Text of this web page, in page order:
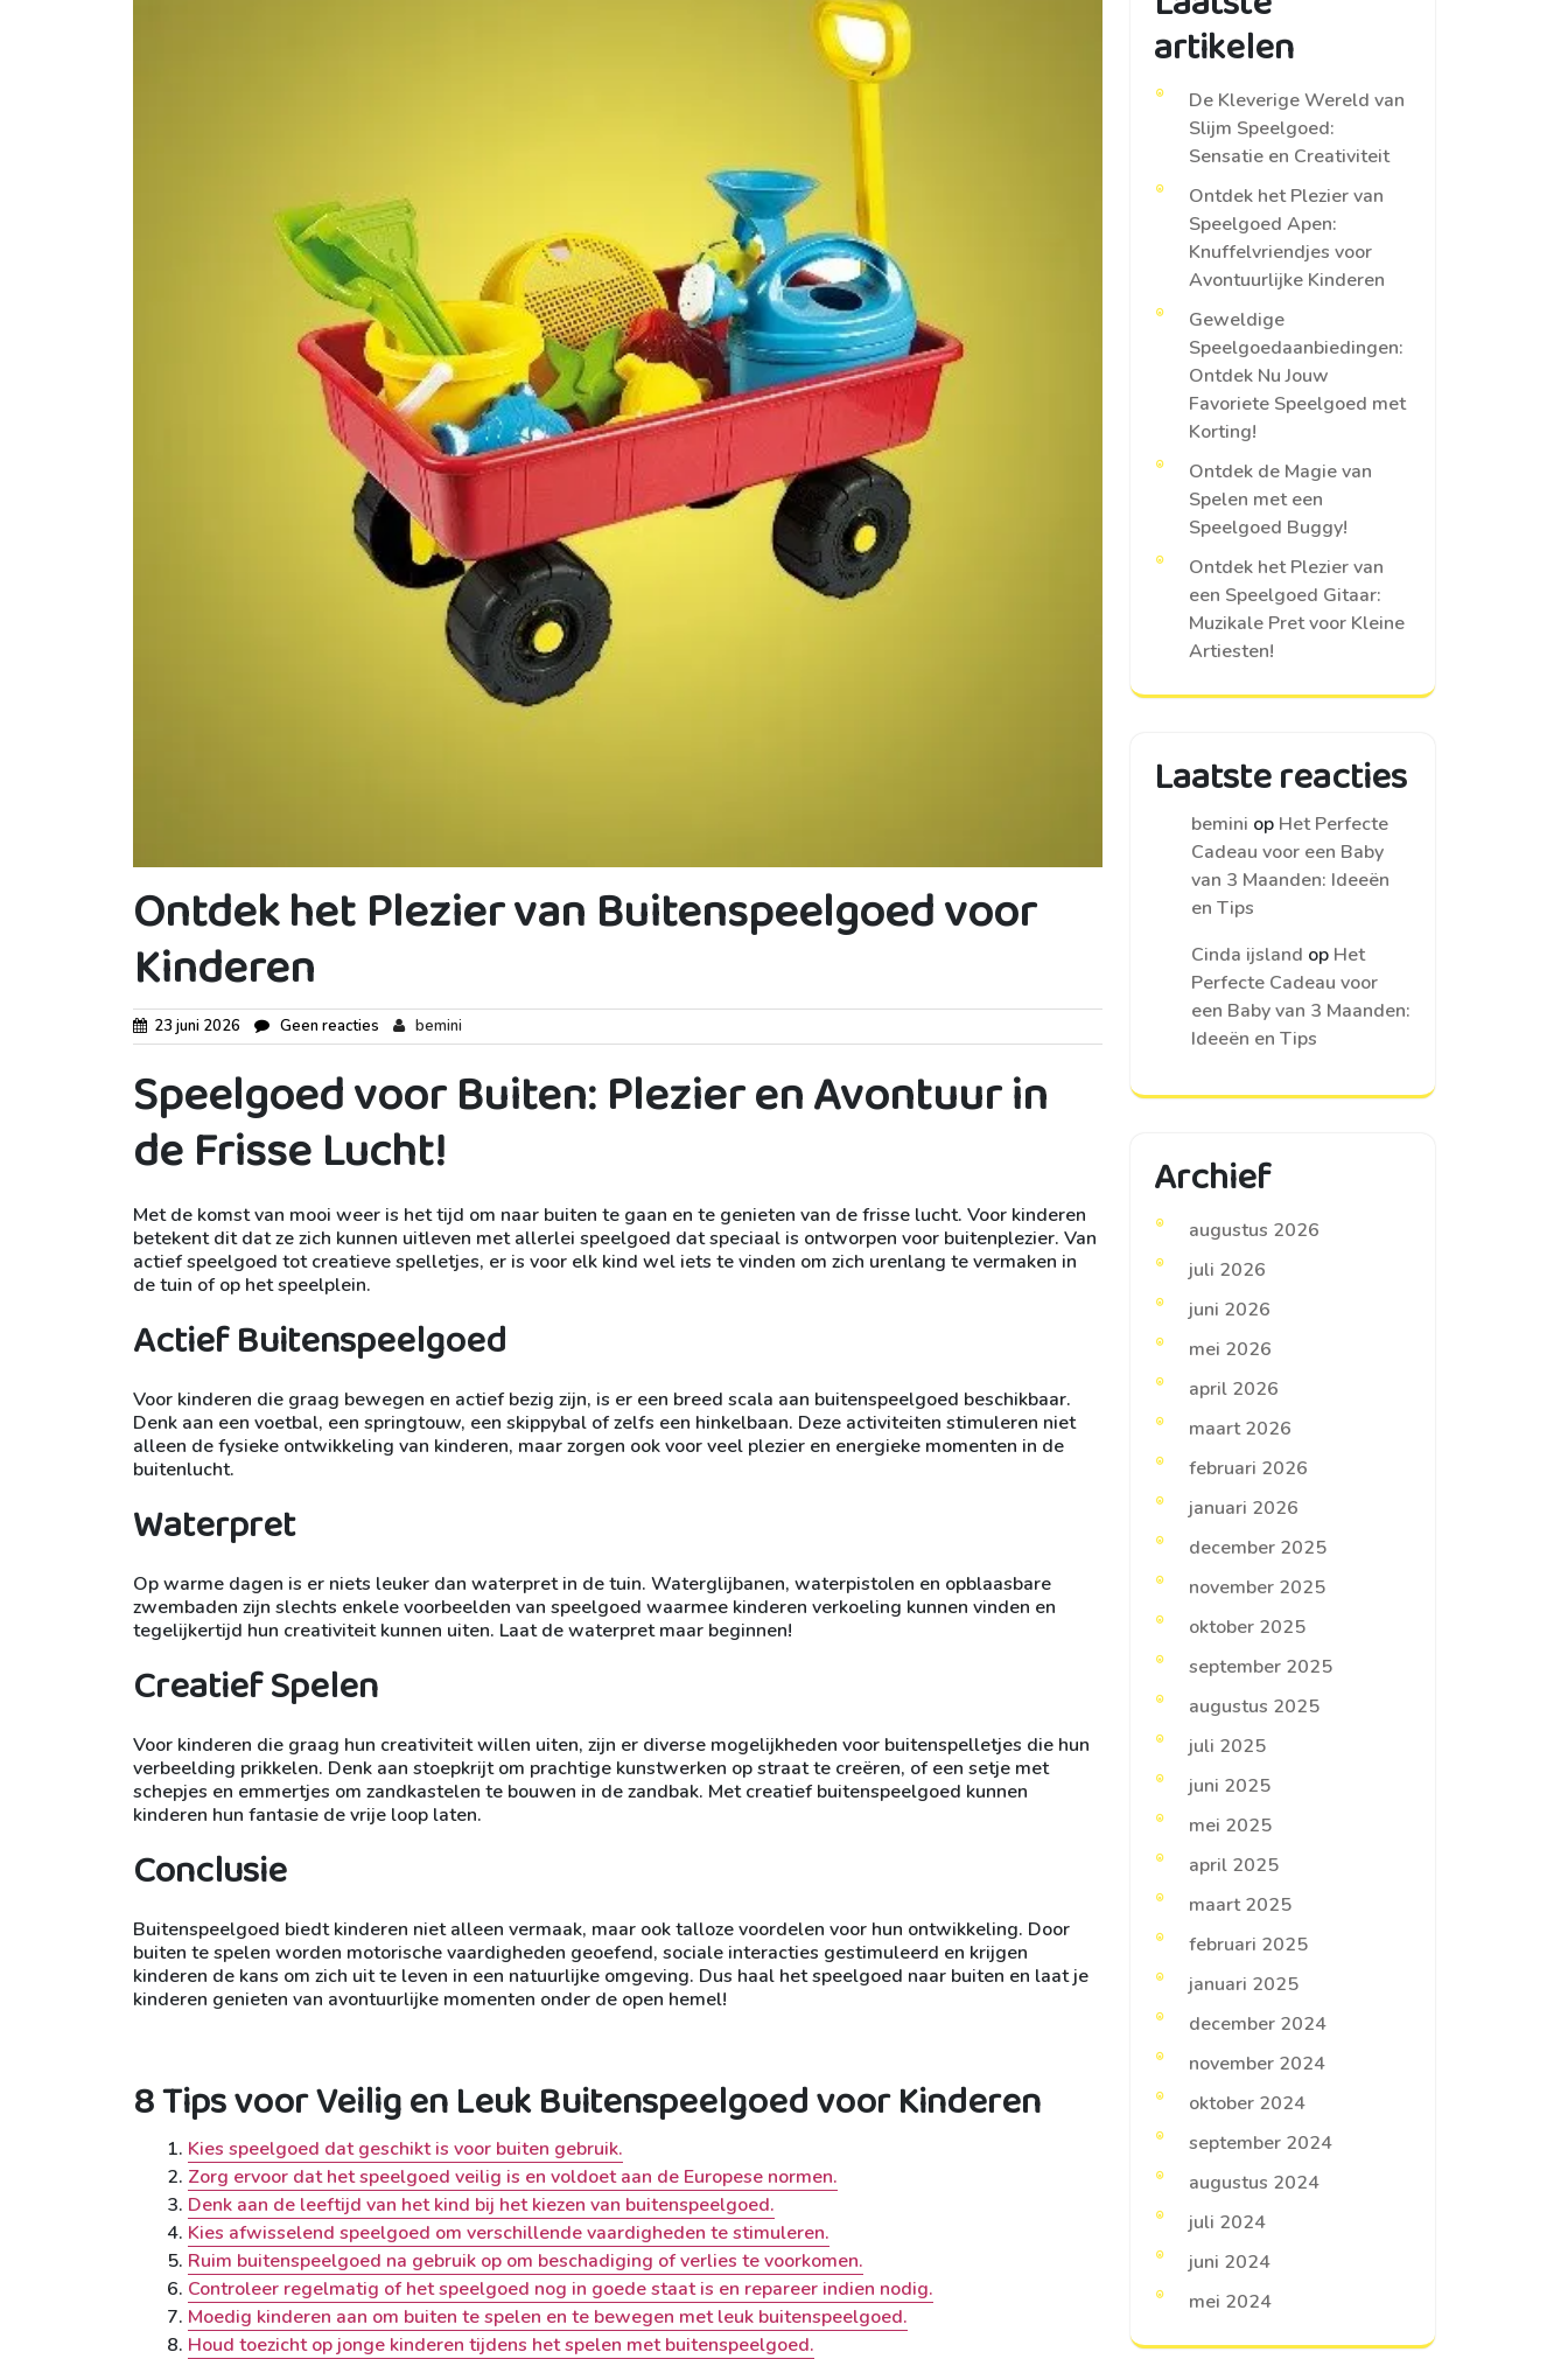
Ontdek het Plezier van Buitenspeelgoed voor
Kinderen
23 juni 2026 Geen reacties bemini
Speelgoed voor Buiten: Plezier en Avontuur in
de Frisse Lucht!
Met de komst van mooi weer is het tijd om naar buiten te gaan en te genieten van de frisse lucht. Voor kinderen
betekent dit dat ze zich kunnen uitleven met allerlei speelgoed dat speciaal is ontworpen voor buitenplezier. Van
actief speelgoed tot creatieve spelletjes, er is voor elk kind wel iets te vinden om zich urenlang te vermaken in
de tuin of op het speelplein.
Actief Buitenspeelgoed
Voor kinderen die graag bewegen en actief bezig zijn, is er een breed scala aan buitenspeelgoed beschikbaar.
Denk aan een voetbal, een springtouw, een skippybal of zelfs een hinkelbaan. Deze activiteiten stimuleren niet
alleen de fysieke ontwikkeling van kinderen, maar zorgen ook voor veel plezier en energieke momenten in de
buitenlucht.
Waterpret
Op warme dagen is er niets leuker dan waterpret in de tuin. Waterglijbanen, waterpistolen en opblaasbare
zwembaden zijn slechts enkele voorbeelden van speelgoed waarmee kinderen verkoeling kunnen vinden en
tegelijkertijd hun creativiteit kunnen uiten. Laat de waterpret maar beginnen!
Creatief Spelen
Voor kinderen die graag hun creativiteit willen uiten, zijn er diverse mogelijkheden voor buitenspelletjes die hun
verbeelding prikkelen. Denk aan stoepkrijt om prachtige kunstwerken op straat te creëren, of een setje met
schepjes en emmertjes om zandkastelen te bouwen in de zandbak. Met creatief buitenspeelgoed kunnen
kinderen hun fantasie de vrije loop laten.
Conclusie
Buitenspeelgoed biedt kinderen niet alleen vermaak, maar ook talloze voordelen voor hun ontwikkeling. Door
buiten te spelen worden motorische vaardigheden geoefend, sociale interacties gestimuleerd en krijgen
kinderen de kans om zich uit te leven in een natuurlijke omgeving. Dus haal het speelgoed naar buiten en laat je
kinderen genieten van avontuurlijke momenten onder de open hemel!
8 Tips voor Veilig en Leuk Buitenspeelgoed voor Kinderen
Kies speelgoed dat geschikt is voor buiten gebruik.
Zorg ervoor dat het speelgoed veilig is en voldoet aan de Europese normen.
Denk aan de leeftijd van het kind bij het kiezen van buitenspeelgoed.
Kies afwisselend speelgoed om verschillende vaardigheden te stimuleren.
Ruim buitenspeelgoed na gebruik op om beschadiging of verlies te voorkomen.
Controleer regelmatig of het speelgoed nog in goede staat is en repareer indien nodig.
Moedig kinderen aan om buiten te spelen en te bewegen met leuk buitenspeelgoed.
Houd toezicht op jonge kinderen tijdens het spelen met buitenspeelgoed.
artikelen
De Kleverige Wereld van
Slijm Speelgoed:
Sensatie en Creativiteit
Ontdek het Plezier van
Speelgoed Apen:
Knuffelvriendjes voor
Avontuurlijke Kinderen
Geweldige
Speelgoedaanbiedingen:
Ontdek Nu Jouw
Favoriete Speelgoed met
Korting!
Ontdek de Magie van
Spelen met een
Speelgoed Buggy!
Ontdek het Plezier van
een Speelgoed Gitaar:
Muzikale Pret voor Kleine
Artiesten!
Laatste reacties
bemini op Het Perfecte
Cadeau voor een Baby
van 3 Maanden: Ideeën
en Tips
Cinda ijsland op Het
Perfecte Cadeau voor
een Baby van 3 Maanden:
Ideeën en Tips
Archief
augustus 2026
juli 2026
juni 2026
mei 2026
april 2026
maart 2026
februari 2026
januari 2026
december 2025
november 2025
oktober 2025
september 2025
augustus 2025
juli 2025
juni 2025
mei 2025
april 2025
maart 2025
februari 2025
januari 2025
december 2024
november 2024
oktober 2024
september 2024
augustus 2024
juli 2024
juni 2024
mei 2024